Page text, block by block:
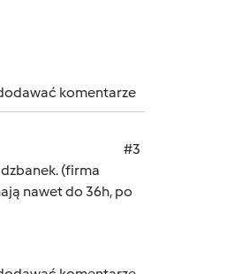
komentarze
#3
(firma
nawet do 36h, po